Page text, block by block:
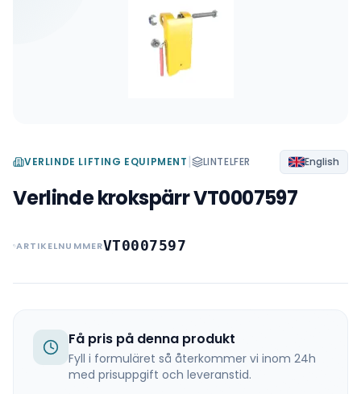
VERLINDE LIFTING EQUIPMENT | LINTELFER English
Verlinde krokspärr VT0007597
ARTIKELNUMMERVT0007597
Få pris på denna produkt
Fyll i formuläret så återkommer vi inom 24h
med prisuppgift och leveranstid.